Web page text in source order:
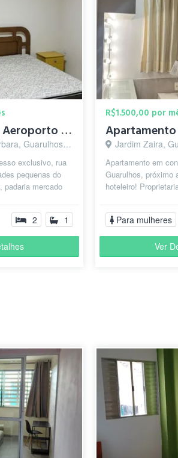
Apenas 10Min Aeroporto Trem/Metrô Sesc Centro de Guarulhos
Guarulhos - SP
exclusivo, rua
pequenas do
padaria mercado
2 1
R$1.500,00 por
Jardim Zaira,
Apartamento em
Guarulhos, próximo
hoteleiro!
moça...
Para mulheres
Ver